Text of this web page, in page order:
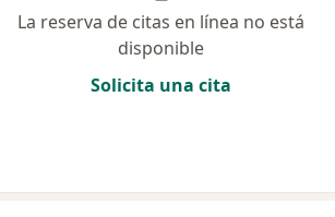
La reserva de citas en línea no está
disponible
Solicita una cita